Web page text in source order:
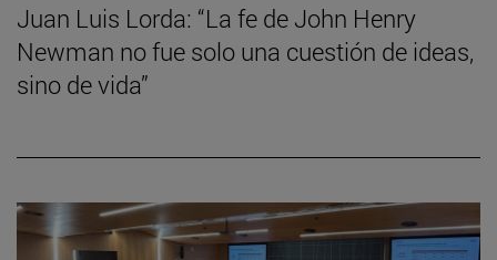
Juan Luis Lorda: “La fe de John Henry
Newman no fue solo una cuestión de ideas,
sino de vida”